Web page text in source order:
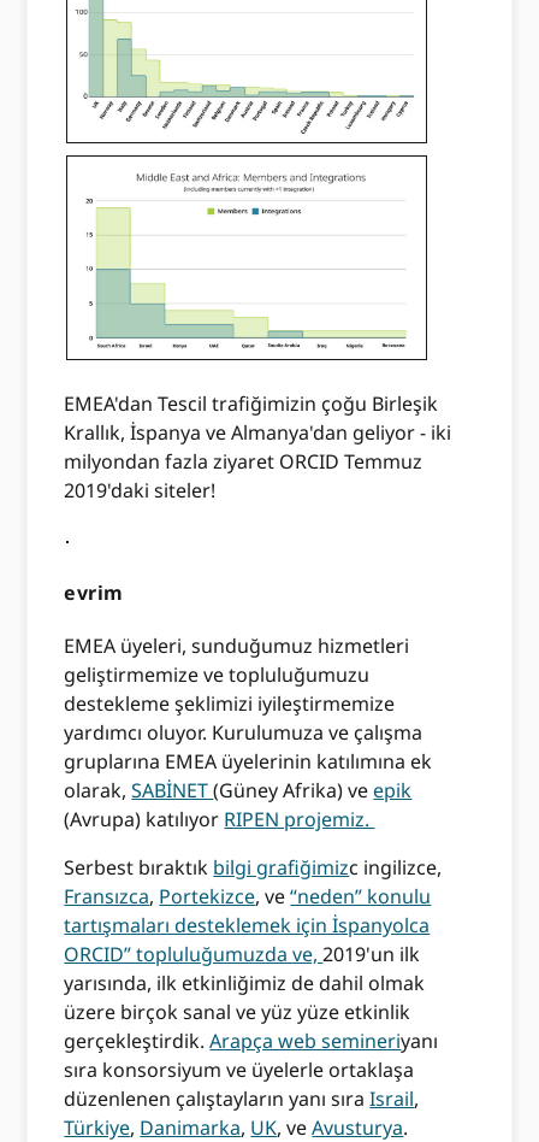
EMEA'dan Tescil trafiğimizin çoğu Birleşik
Krallık, İspanya ve Almanya'dan geliyor - iki
milyondan fazla ziyaret ORCID Temmuz
2019'daki siteler!
evrim
EMEA üyeleri, sunduğumuz hizmetleri
geliştirmemize ve topluluğumuzu
destekleme şeklimizi iyileştirmemize
yardımcı oluyor. Kurulumuza ve çalışma
gruplarına EMEA üyelerinin katılımına ek
olarak,SABİNET(Güney Afrika) veepik
(Avrupa) katılıyor RIPEN projemiz.
Serbest bıraktık bilgi grafiğimizc ingilizce,
Fransızca, Portekizce, ve“neden” konulu
tartışmaları desteklemek için İspanyolca
ORCID” topluluğumuzda ve,2019'un ilk
yarısında, ilk etkinliğimiz de dahil olmak
üzere birçok sanal ve yüz yüze etkinlik
gerçekleştirdik.Arapça web semineriyanı
sıra konsorsiyum ve üyelerle ortaklaşa
düzenlenen çalıştayların yanı sıraIsrail,
Türkiye, Danimarka, UK, veAvusturya.